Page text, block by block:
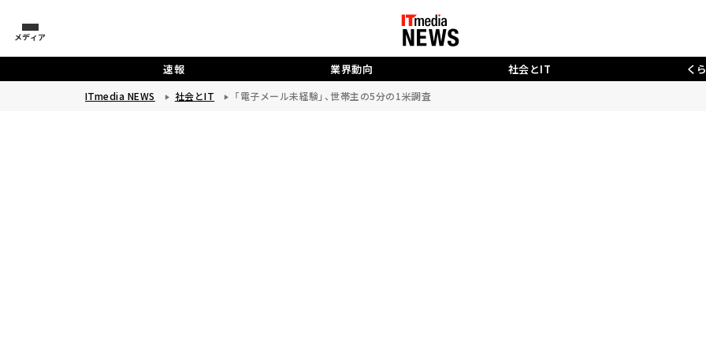
メディア
速報 業界動向 社会とIT く
ITmedia NEWS 社会とIT 「電子メール未経験」、世帯主の5分の1――米調査